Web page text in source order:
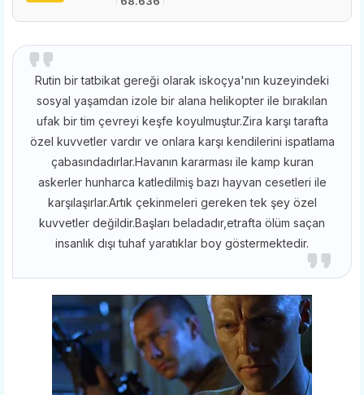
Rutin bir tatbikat gereği olarak iskoçya'nın kuzeyindeki
sosyal yaşamdan izole bir alana helikopter ile bırakılan
ufak bir tim çevreyi keşfe koyulmuştur.Zira karşı tarafta
özel kuvvetler vardır ve onlara karşı kendilerini ispatlama
çabasındadırlar.Havanın kararması ile kamp kuran
askerler hunharca katledilmiş bazı hayvan cesetleri ile
karşılaşırlar.Artık çekinmeleri gereken tek şey özel
kuvvetler değildir.Başları beladadır,etrafta ölüm saçan
insanlık dışı tuhaf yaratıklar boy göstermektedir.